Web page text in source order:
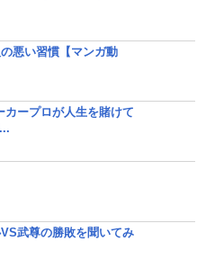
悪い習慣【マンガ動
カープロが人生を賭けて
武尊の勝敗を聞いてみ